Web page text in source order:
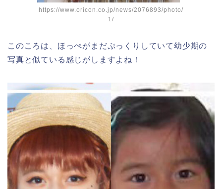
https://www.oricon.co.jp/news/2076893/photo/
1/
このころは、ほっぺがまだぷっくりしていて幼少期の
写真と似ている感じがしますよね！